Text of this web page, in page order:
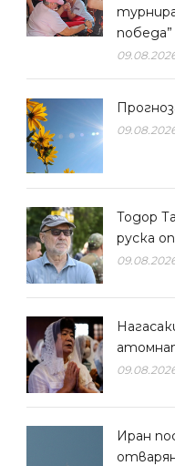
09.08.2026
Тодор
руска
09.08.2026
Иран